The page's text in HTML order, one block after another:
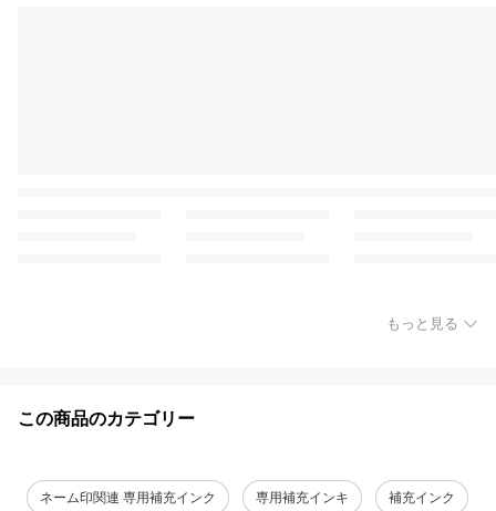
もっと見る
この商品のカテゴリー
ネーム印関連 専用補充インク 専用補充インキ 補充インク